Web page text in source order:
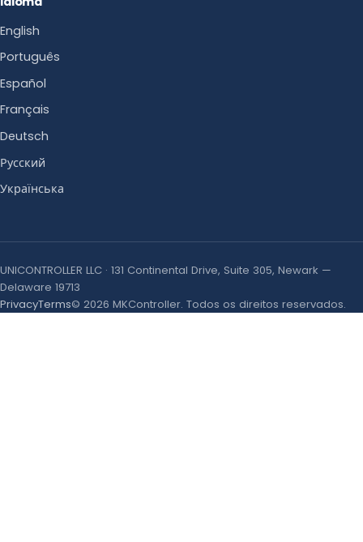
English
Português
Español
Français
Deutsch
Русский
Українська
UNICONTROLLER LLC · 131 Continental Drive, Suite 305, Newark —
Delaware 19713
PrivacyTerms© 2026 MKController. Todos os direitos reservados.